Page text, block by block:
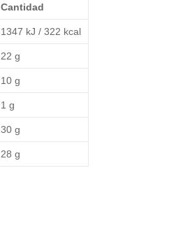
Cantidad
1347 kJ / 322 kcal
22 g
10 g
1 g
30 g
28 g